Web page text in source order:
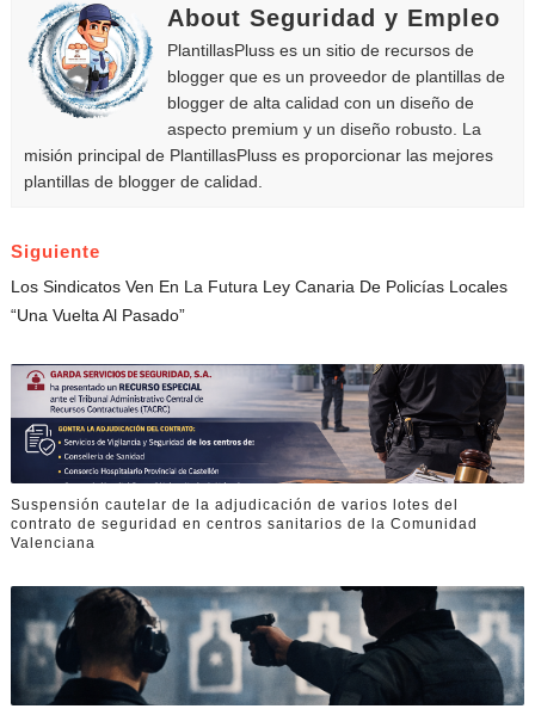
About Seguridad y Empleo
PlantillasPluss es un sitio de recursos de
blogger que es un proveedor de plantillas de
blogger de alta calidad con un diseño de
aspecto premium y un diseño robusto. La
misión principal de PlantillasPluss es proporcionar las mejores
plantillas de blogger de calidad.
Siguiente
Los Sindicatos Ven En La Futura Ley Canaria De Policías Locales
“una Vuelta Al Pasado”
Suspensión cautelar de la adjudicación de varios lotes del
contrato de seguridad en centros sanitarios de la Comunidad
Valenciana